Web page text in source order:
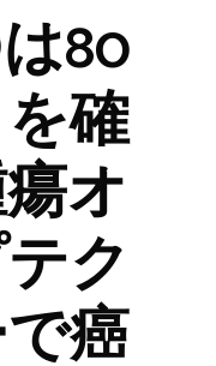
80
確
オ
ク
癌